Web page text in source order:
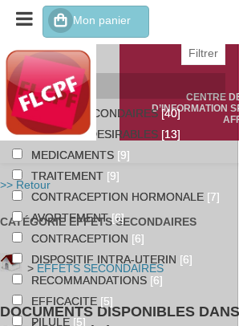
CENTRE
D’INFORMATION
>> Retour
CATÉGORIE EFFETS SECONDAIRES
> EFFETS SECONDAIRES
DOCUMENTS DISPONIBLES
affiner ou comparer
Catégories
EFFETS SECONDAIRES [40]
EFFETS INDESIRABLES [13]
MEDICAMENTS [9]
TRAITEMENT [9]
CONTRACEPTION HORMONALE [7]
AVORTEMENT[6]
CONTRACEPTION [6]
DISPOSITIF INTRA-UTERIN [6]
RECOMMANDATIONS [6]
EFFICACITE [5]
PILULE [5]